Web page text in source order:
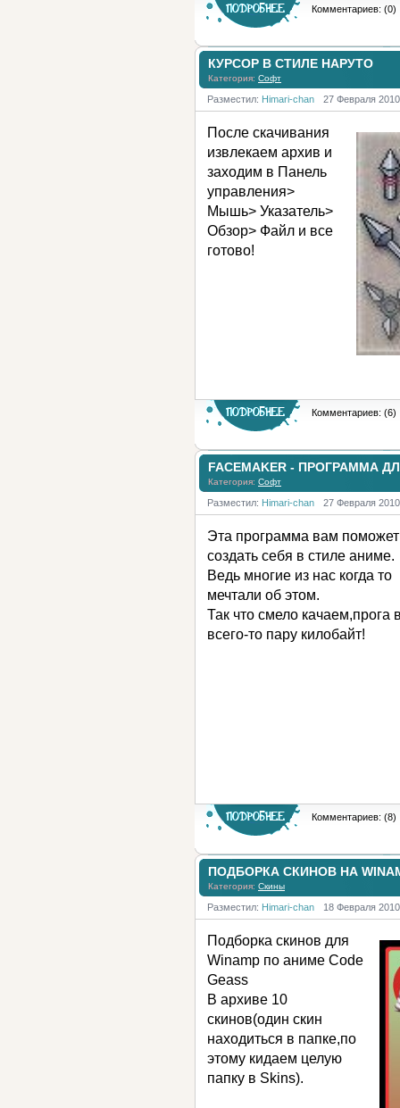
Комментариев: (0)
КУРСОР В СТИЛЕ НАРУТО
Категория: Софт
Разместил: Himari-chan 27 Февраля 2010
После скачивания
извлекаем архив и
заходим в Панель
управления>
Мышь> Указатель>
Обзор> Файл и все
готово!
Комментариев: (6)
FACEMAKER - ПРОГРАММА
Категория: Софт
Разместил: Himari-chan 27 Февраля 2010
Эта программа вам поможет
создать себя в стиле аниме.
Ведь многие из нас когда то
мечтали об этом.
Так что смело качаем,прога
всего-то пару килобайт!
Комментариев: (8)
ПОДБОРКА СКИНОВ НА
Категория: Скины
Разместил: Himari-chan 18 Февраля 2010
Подборка скинов для
Winamp по аниме Code
Geass
В архиве 10
скинов(один скин
находиться в папке,по
этому кидаем целую
папку в Skins).